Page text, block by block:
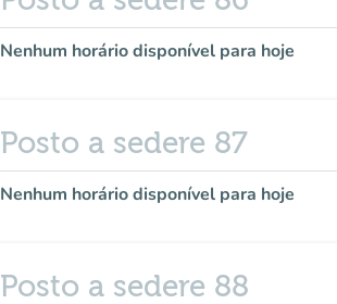
Nenhum horário disponível para hoje
Posto a sedere 87
Nenhum horário disponível para hoje
Posto a sedere 88